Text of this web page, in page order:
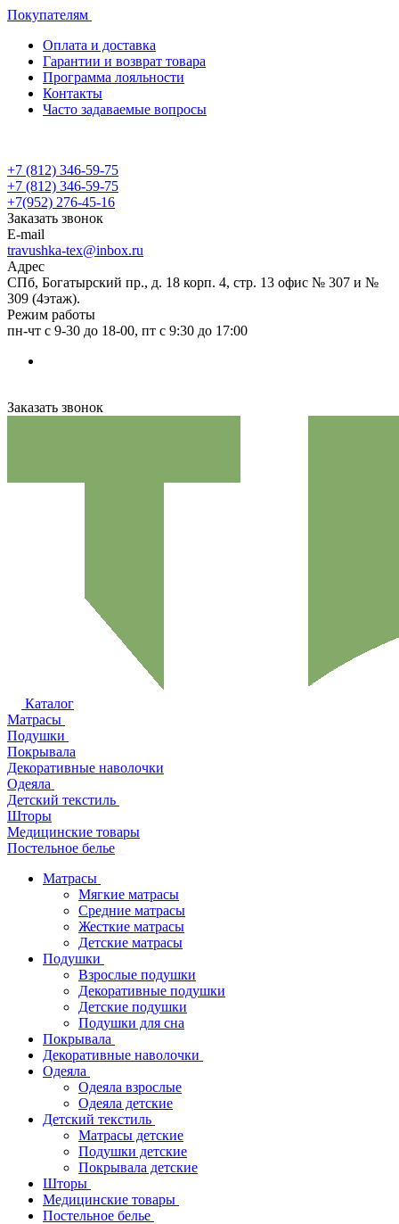
Покупателям
Оплата и доставка
Гарантии и возврат товара
Программа лояльности
Контакты
Часто задаваемые вопросы
+7 (812) 346-59-75
+7 (812) 346-59-75
+7(952) 276-45-16
Заказать звонок
E-mail
travushka-tex@inbox.ru
Адрес
СПб, Богатырский пр., д. 18 корп. 4, стр. 13 офис № 307 и №
309 (4этаж).
Режим работы
пн-чт с 9-30 до 18-00, пт с 9:30 до 17:00
Заказать звонок
Каталог
Матрасы
Подушки
Покрывала
Декоративные наволочки
Одеяла
Детский текстиль
Шторы
Медицинские товары
Постельное белье
Матрасы
Мягкие матрасы
Средние матрасы
Жесткие матрасы
Детские матрасы
Подушки
Взрослые подушки
Декоративные подушки
Детские подушки
Подушки для сна
Покрывала
Декоративные наволочки
Одеяла
Одеяла взрослые
Одеяла детские
Детский текстиль
Матрасы детские
Подушки детские
Покрывала детские
Шторы
Медицинские товары
Постельное белье